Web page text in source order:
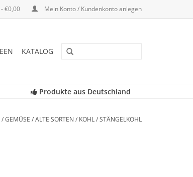
€0,00 Mein Konto / Kundenkonto anlegen
KATALOG
Produkte aus Deutschland
/GEMÜSE /ALTE SORTEN / KOHL/STÄNGELKOHL